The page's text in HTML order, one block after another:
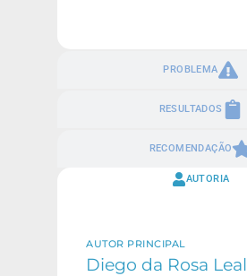
PROBLEMA
RESULTADOS
RECOMENDAÇÃO
AUTORIA
AUTOR PRINCIPAL
Diego da Rosa Leal